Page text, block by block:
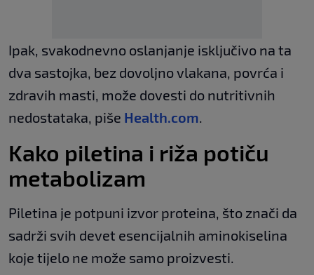
Ipak, svakodnevno oslanjanje isključivo na ta
dva sastojka, bez dovoljno vlakana, povrća i
zdravih masti, može dovesti do nutritivnih
nedostataka, piše Health.com.
Kako piletina i riža potiču
metabolizam
Piletina je potpuni izvor proteina, što znači da
sadrži svih devet esencijalnih aminokiselina
koje tijelo ne može samo proizvesti.